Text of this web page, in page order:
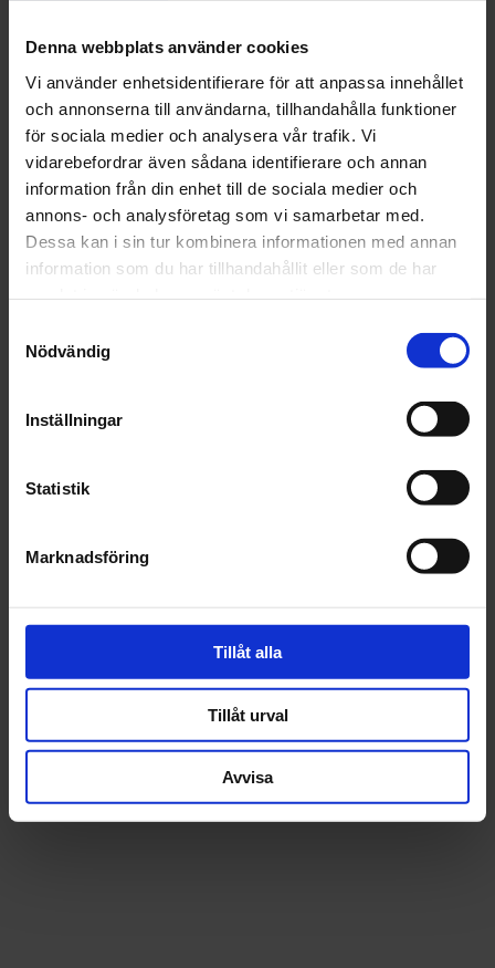
Denna webbplats använder cookies
Vi använder enhetsidentifierare för att anpassa innehållet
och annonserna till användarna, tillhandahålla funktioner
för sociala medier och analysera vår trafik. Vi
vidarebefordrar även sådana identifierare och annan
information från din enhet till de sociala medier och
annons- och analysföretag som vi samarbetar med.
Dessa kan i sin tur kombinera informationen med annan
information som du har tillhandahållit eller som de har
Nödvändig
Inställningar
Statistik
Marknadsföring
Tillåt alla
Tillåt urval
Avvisa
Finns i lager
Inkl. moms: 95 kr
Lägg i varukorgen
Fri frakt över 1500kr
Beskrivning
Fråga om produkt
Recensioner